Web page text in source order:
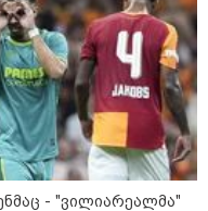
40 წლის
8 ოქროს წესი და
სამოსი
- "ვილიარეალმა"